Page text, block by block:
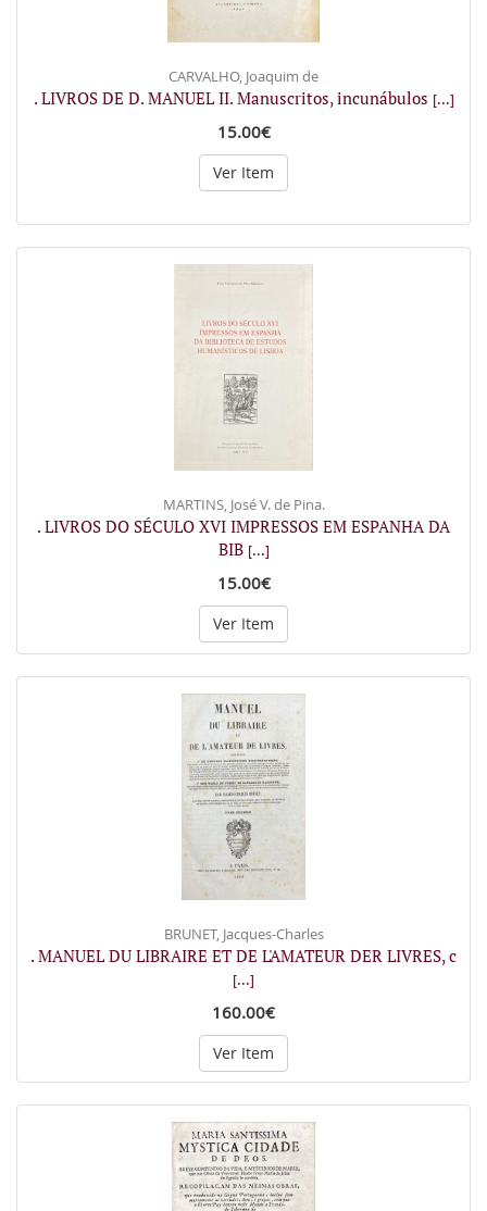
CARVALHO, Joaquim de
. LIVROS DE D. MANUEL II. Manuscritos, incunábulos [...]
15.00€
Ver Item
MARTINS, José V. de Pina.
. LIVROS DO SÉCULO XVI IMPRESSOS EM ESPANHA DA
BIB [...]
15.00€
Ver Item
BRUNET, Jacques-Charles
. MANUEL DU LIBRAIRE ET DE L'AMATEUR DER LIVRES, c
[...]
160.00€
Ver Item